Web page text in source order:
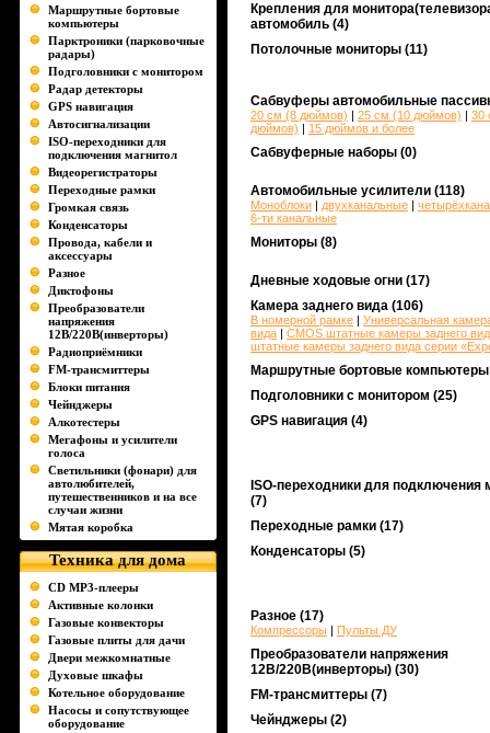
Маршрутные бортовые
компьютеры
Парктроники (парковочные
радары)
Подголовники с монитором
Радар детекторы
GPS навигация
Автосигнализации
ISO-переходники для
подключения магнитол
Видеорегистраторы
Переходные рамки
Громкая связь
Конденсаторы
Провода, кабели и
аксессуары
Разное
Диктофоны
Преобразователи
напряжения
12В/220В(инверторы)
Радиоприёмники
FM-трансмиттеры
Блоки питания
Чейнджеры
Алкотестеры
Мегафоны и усилители
голоса
Светильники (фонари) для
автолюбителей,
путешественников и на все
случаи жизни
Мятая коробка
Техника для дома
CD MP3-плееры
Активные колонки
Газовые конвекторы
Газовые плиты для дачи
Двери межкомнатные
Духовые шкафы
Котельное оборудование
Насосы и сопутствующее
оборудование
Крепления для
автомобиль (4)
Потолочные мониторы (11)
Сабвуферы автомобильные
20 см (8 дюймов) | 25 см (10 дюймов) | 30
дюймов) | 15 дюймов и более
Сабвуферные наборы (0)
Автомобильные усилители (118)
Моноблоки | двухканальные |
6-ти канальные
Мониторы (8)
Дневные ходовые огни (17)
Камера заднего вида (106)
В номерной рамке | Универсальная
вида | CMOS штатные камеры заднего
штатные камеры заднего вида серии
Маршрутные бортовые компьютеры
Подголовники с монитором (25)
GPS навигация (4)
ISO-переходники для подключения
(7)
Переходные рамки (17)
Конденсаторы (5)
Разное (17)
Компрессоры | Пульты ДУ
Преобразователи напряжения
12В/220В(инверторы) (30)
FM-трансмиттеры (7)
Чейнджеры (2)